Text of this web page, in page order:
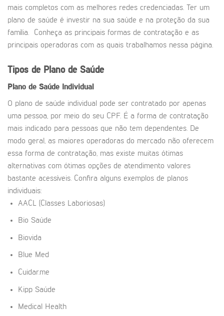
mais completos com as melhores redes credenciadas. Ter um
plano de saúde é investir na sua saúde e na proteção da sua
família. Conheça as principais formas de contratação e as
principais operadoras com as quais trabalhamos nessa página.
Tipos de Plano de Saúde
Plano de Saúde Individual
O plano de saúde individual pode ser contratado por apenas
uma pessoa, por meio do seu CPF. É a forma de contratação
mais indicado para pessoas que não tem dependentes. De
modo geral, as maiores operadoras do mercado não oferecem
essa forma de contratação, mas existe muitas ótimas
alternativas com ótimas opções de atendimento valores
bastante acessíveis. Confira alguns exemplos de planos
individuais:
AACL (Classes Laboriosas)
Bio Saúde
Biovida
Blue Med
Cuidar.me
Kipp Saúde
Medical Health